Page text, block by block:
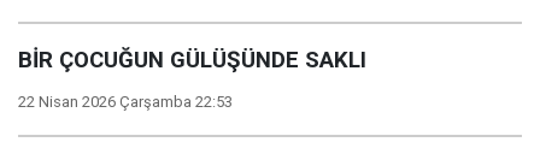
BİR ÇOCUĞUN GÜLÜŞÜNDE SAKLI
22 Nisan 2026 Çarşamba 22:53